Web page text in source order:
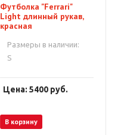
Футболка "Ferrari"
Light длинный рукав,
красная
Размеры в наличии:
S
Цена: 5400 руб.
В корзину